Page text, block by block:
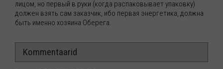
лицом, но первый в руки (когда распаковывает упаковку)
должен взять сам заказчик, ибо первая энергетика, должна
быть именно хозяина Оберега.
Kommentaarid